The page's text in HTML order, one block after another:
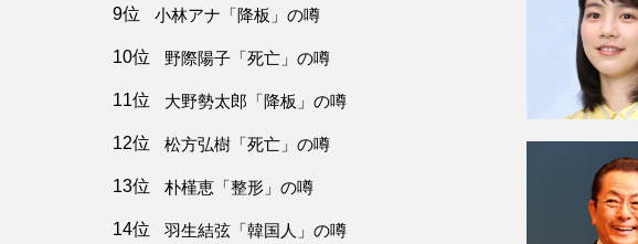
9位 小林アナ「降板」の噂
10位 野際陽子「死亡」の噂
11位 大野勢太郎「降板」の噂
12位 松方弘樹「死亡」の噂
13位 朴槿恵「整形」の噂
14位 羽生結弦「韓国人」の噂